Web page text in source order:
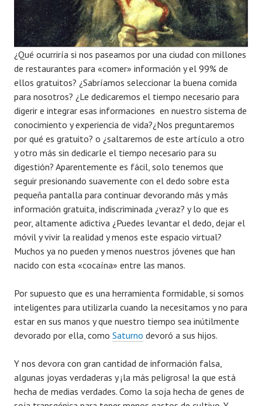
¿Qué ocurriría si nos paseamos por una ciudad con millones
de restaurantes para «comer» información y el 99% de
ellos gratuitos? ¿Sabríamos seleccionar la buena comida
para nosotros? ¿Le dedicaremos el tiempo necesario para
digerir e integrar esas informaciones en nuestro sistema de
conocimiento y experiencia de vida?¿Nos preguntaremos
por qué es gratuito? o ¿saltaremos de este artículo a otro
y otro más sin dedicarle el tiempo necesario para su
digestión? Aparentemente es fácil, solo tenemos que
seguir presionando suavemente con el dedo sobre esta
pequeña pantalla para continuar devorando más y más
información gratuita, indiscriminada ¿veraz? y lo que es
peor, altamente adictiva ¿Puedes levantar el dedo, dejar el
móvil y vivir la realidad y menos este espacio virtual?
Muchos ya no pueden y menos nuestros jóvenes que han
nacido con esta «cocaína» entre las manos.
Por supuesto que es una herramienta formidable, si somos
inteligentes para utilizarla cuando la necesitamos y no para
estar en sus manos y que nuestro tiempo sea inútilmente
devorado por ella, como Saturno devoró a sus hijos.
Y nos devora con gran cantidad de información falsa,
algunas joyas verdaderas y ¡la más peligrosa! la que está
hecha de medias verdades. Como la soja hecha de genes de